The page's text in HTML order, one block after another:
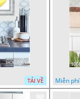
TẢI VỀ
Miễn phí